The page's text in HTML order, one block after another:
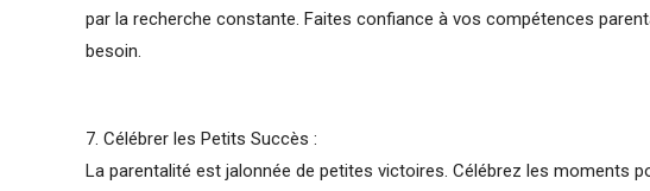
par la recherche constante. Faites confiance à vos compétences
besoin.
7. Célébrer les Petits Succès :
La parentalité est jalonnée de petites victoires. Célébrez les moments